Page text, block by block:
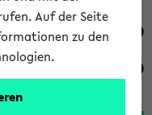
Auf der Seite
zu den